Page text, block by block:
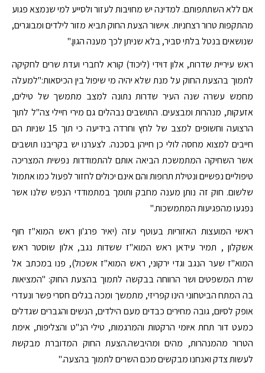
אם ללא השתתפותם. למדינה יש מחויבות לעזור ולסייע למי שנמצא פגוע
מהתקפות טרור רצחניות. אישור הצעת החוק תביא מזור לילדים ומבוגרים,
שנושאים בנטל בלתי סביר, בלא שניתן לכך מענה הגון."
ראש עיריית שדרות, אלון דוידי (ליכוד) קורא לחברי ועדת שרים לחקיקה
לתמוך בהצעת החוק על מנת שלא יהיה מי שיפול בין הכיסאות:"למעלה
מחמש עשרה שנה העיר שדרות נתונה למצב מתמשך של טילים,
אזעקות, מנהרות ומבצעים. התושבים נבהלים גם מירי חיילי צה"ל לתוך
הרצועה וחשופים למצב של לחץ וחרדה בידיעה כי תוך 15 שניות הם
חייבים למצוא מחסה לולי כן חייהן בסכנה. לצערנו יש בקריבנו תושבים
אשר השחיקה המתמשכת הביאה אותם להתמודדות נפשית המצריכה
טיפוליים נפשיים ונטילת תרופות והם אינם יכולים לחזור לפעול כמו אתמול
שלשום. חוק זה נותן מענה מחבק ותומך במתמודדי הנפש שלנו אשר
נפגעו מהפגיעות המתמשכות."
ראשי המועצות האזוריות בעוטף עזה (יאיר פרג'ון ראש המוא"ז חוף
אשקלון , תמיר עידאן ראש המוא"ז ששדות נגב, אלון שוסטר ראש
המוא"ז שער הנגב וגדי ירקוני, ראש המוא"ז אשכול), פנו במכתב אל
שרת המשפטים ושר הרווחה בבקשה לתמוך בהצעת החוק: "המציאות
בה המתח הביטחוני הינו קפריזי, מתמשך ומכה בגלים חסרי פשר ונעדרי
אופק לסיום, גובה מחירים כבדים מעם הילדים, הנשים והגברים שגדלים
כמעט דור תחת איומי הרקטות והמרגמות, טילי הנ"ט והצליפות, אימת
הטרור מהמנהרות, מהים ומהיבשה.הצעת החוק המדוברת מבקשת
לעשות צדק ואנחנו מבקשים מכם השרים לתמוך בהצעה."